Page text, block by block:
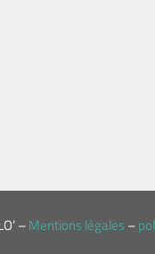
–Mentions légales –